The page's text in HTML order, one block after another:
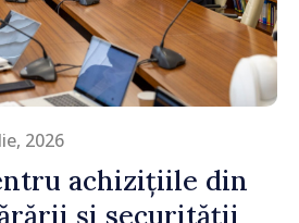
2026
achizițiile din
și securității